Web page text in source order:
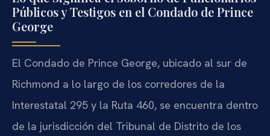
Públicos y Testigos en el Condado de Prince
George
El Condado de Prince George, ubicado al sur de
Richmond a lo largo de los corredores de la
Interestatal 295 y la Ruta 460, se encuentra dentro
de la jurisdicción del Tribunal de Distrito de los